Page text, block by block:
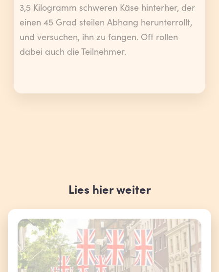
3,5 Kilogramm schweren Käse hinterher, der
einen 45 Grad steilen Abhang herunterrollt,
und versuchen, ihn zu fangen. Oft rollen
dabei auch die Teilnehmer.
Lies hier weiter